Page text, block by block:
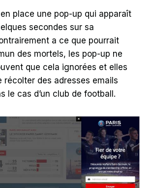
en place une pop-up qui apparaît
secondes sur sa
a ce que pourrait
des mortels, les pop-up ne
que cela ignorées et elles
récolter des adresses emails
le cas d’un club de football.